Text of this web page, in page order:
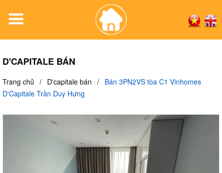
D'CAPITALE BÁN
Trang chủ / D'capitale bán / Bán 3PN2VS tòa C1 Vinhomes
D'Capitale Trần Duy Hưng